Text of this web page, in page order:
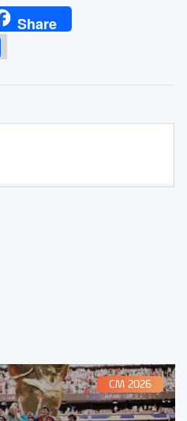
Share
Partager
CM 2026